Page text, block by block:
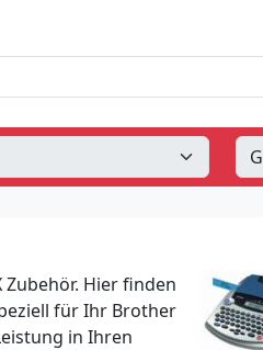
Hier finden
für Ihr Brother
in Ihren